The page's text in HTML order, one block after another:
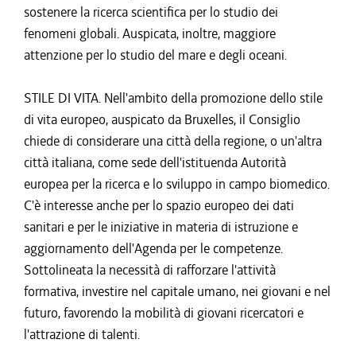
sostenere la ricerca scientifica per lo studio dei
fenomeni globali. Auspicata, inoltre, maggiore
attenzione per lo studio del mare e degli oceani.
STILE DI VITA. Nell'ambito della promozione dello stile
di vita europeo, auspicato da Bruxelles, il Consiglio
chiede di considerare una città della regione, o un'altra
città italiana, come sede dell'istituenda Autorità
europea per la ricerca e lo sviluppo in campo biomedico.
C'è interesse anche per lo spazio europeo dei dati
sanitari e per le iniziative in materia di istruzione e
aggiornamento dell'Agenda per le competenze.
Sottolineata la necessità di rafforzare l'attività
formativa, investire nel capitale umano, nei giovani e nel
futuro, favorendo la mobilità di giovani ricercatori e
l'attrazione di talenti.